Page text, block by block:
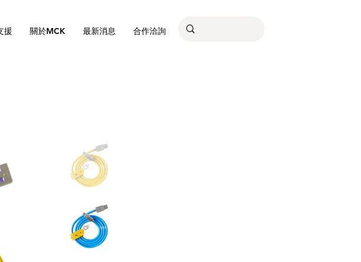
援 關於MCK 最新消息 合作洽詢